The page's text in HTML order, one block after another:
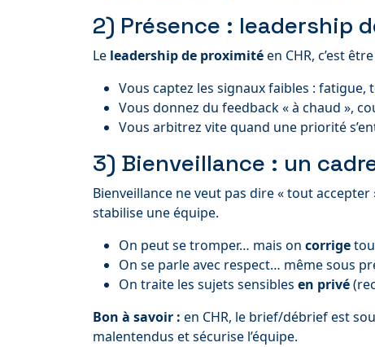
2) Présence : leadership
Le leadership de proximitéen CHR, c’est
Vous captez les signaux faibles :
Vous donnez du feedback « à chaud »,
Vous arbitrez vite quand une priorité
3) Bienveillance : un
Bienveillance ne veut pas dire « tout accepter
stabilise une équipe.
On peut se tromper… mais on corrige
On se parle avec respect… même sous
On traite les sujets sensibles en privé
Bon à savoir : en CHR, le brief/débrief est
malentendus et sécurise l’équipe.